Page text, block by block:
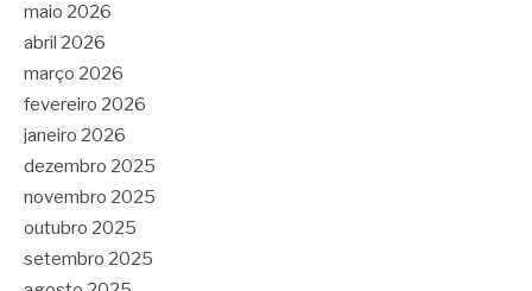
maio 2026
abril 2026
março 2026
fevereiro 2026
janeiro 2026
dezembro 2025
novembro 2025
outubro 2025
setembro 2025